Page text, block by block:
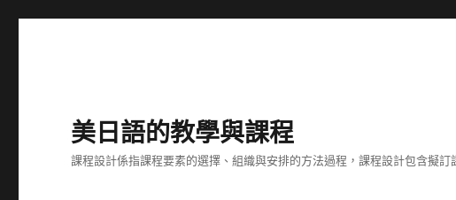
美日語的教學與課程
課程設計係指課程要素的選擇、組織與安排的方法過程，課程設計包含擬